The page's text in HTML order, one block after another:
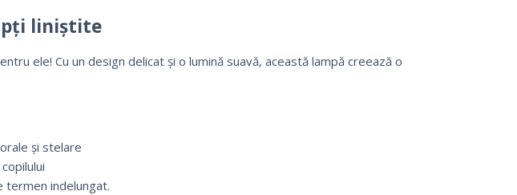
liniștite
ele! Cu un design delicat și o lumină suavă, această lampă creează o
și stelare
termen indelungat.